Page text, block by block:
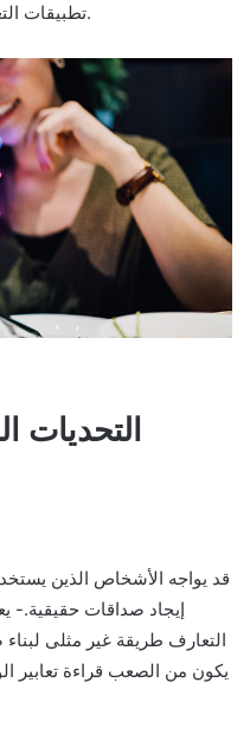
تطبيقات التعارف وجذب انتباه الأشخاص الآخرين.
التحديات
إيجاد صداقات حقيقية.-
التعارف طريقة غير مثلى
يكون من الصعب قراءة تعابير